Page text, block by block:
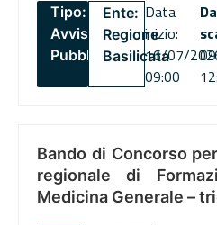
Tipo:
Avviso
Pubblico
Ente:
Regione
Basilicata
Data
inizio:
16/07/
09:00
Bando di Concorso
regionale di
Medicina Generale –